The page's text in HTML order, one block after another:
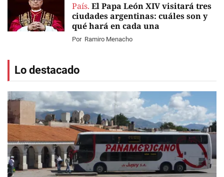
País. El Papa León XIV visitará tres
ciudades argentinas: cuáles son y
qué hará en cada una
Por Ramiro Menacho
Lo destacado